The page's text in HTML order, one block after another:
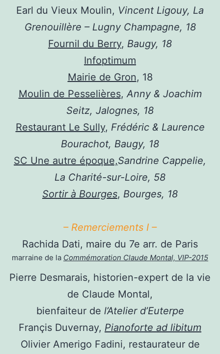
Earl du Vieux Moulin, Vincent Ligouy, La
Grenouillère – Lugny Champagne, 18
Fournil du Berry, Baugy, 18
Infoptimum
Mairie de Gron, 18
Moulin de Pesselières, Anny & Joachim
Seitz, Jalognes, 18
Restaurant Le Sully, Frédéric & Laurence
Bourachot, Baugy, 18
SC Une autre époque,Sandrine Cappelie,
La Charité-sur-Loire, 58
Sortir à Bourges, Bourges, 18
– Remerciements I –
Rachida Dati, maire du 7e arr. de Paris
marraine de la Commémoration Claude Montal, VIP-2015
Pierre Desmarais, historien-expert de la vie
de Claude Montal,
bienfaiteur de l’Atelier d’Euterpe
Françis Duvernay, Pianoforte ad libitum
Olivier Amerigo Fadini, restaurateur de